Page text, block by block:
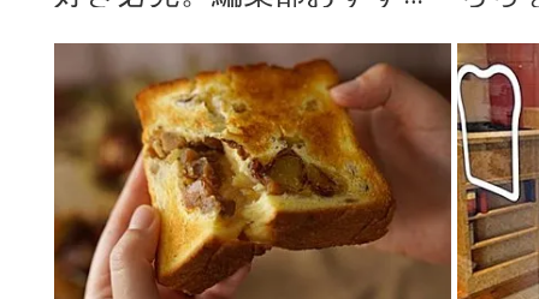
の本当に美味しい全国のこ
だわりパ...
ちが
ラ』